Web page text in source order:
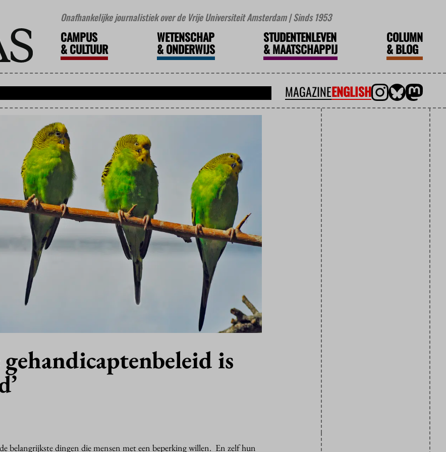
Onafhankelijke journalistiek over de Vrije Universiteit Amsterdam | Sinds 1953
CAMPUS
&CULTUUR
WETENSCHAP
&ONDERWIJS
STUDENTENLEVEN
&MAATSCHAPPIJ
COLUMN
&BLOG
MAGAZINEENGLISH
gehandicaptenbeleid is
belangrijkste dingen die mensen met een beperking willen. En zelf hun